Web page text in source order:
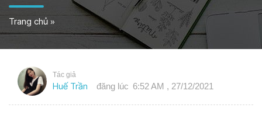
Trang chủ »
Tác giả
Huế Trần đăng lúc 6:52 AM , 27/12/2021